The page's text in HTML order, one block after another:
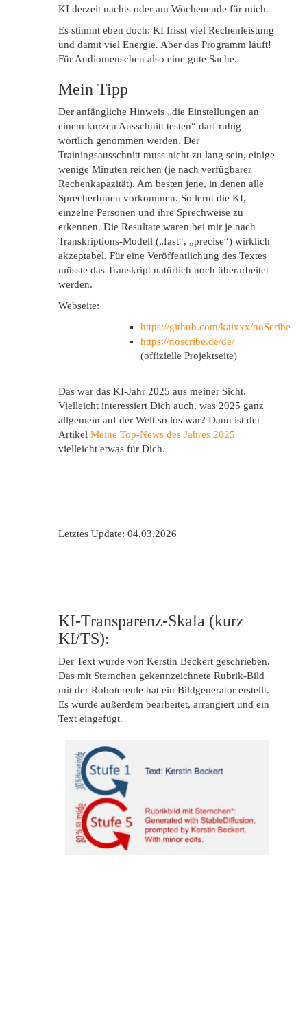
KI derzeit nachts oder am Wochenende für mich.
Es stimmt eben doch: KI frisst viel Rechenleistung
und damit viel Energie. Aber das Programm läuft!
Für Audiomenschen also eine gute Sache.
Mein Tipp
Der anfängliche Hinweis „die Einstellungen an
einem kurzen Ausschnitt testen“ darf ruhig
wörtlich genommen werden. Der
Trainingsausschnitt muss nicht zu lang sein, einige
wenige Minuten reichen (je nach verfügbarer
Rechenkapazität). Am besten jene, in denen alle
SprecherInnen vorkommen. So lernt die KI,
einzelne Personen und ihre Sprechweise zu
erkennen. Die Resultate waren bei mir je nach
Transkriptions-Modell („fast“, „precise“) wirklich
akzeptabel. Für eine Veröffentlichung des Textes
müsste das Transkript natürlich noch überarbeitet
werden.
Webseite:
https://github.com/kaixxx/noScribe
https://noscribe.de/de/
(offizielle Projektseite)
Das war das KI-Jahr 2025 aus meiner Sicht.
Vielleicht interessiert Dich auch, was 2025 ganz
allgemein auf der Welt so los war? Dann ist der
Artikel Meine Top-News des Jahres 2025
vielleicht etwas für Dich.
Letztes Update: 04.03.2026
KI-Transparenz-Skala (kurz
KI/TS):
Der Text wurde von Kerstin Beckert geschrieben.
Das mit Sternchen gekennzeichnete Rubrik-Bild
mit der Robotereule hat ein Bildgenerator erstellt.
Es wurde außerdem bearbeitet, arrangiert und ein
Text eingefügt.